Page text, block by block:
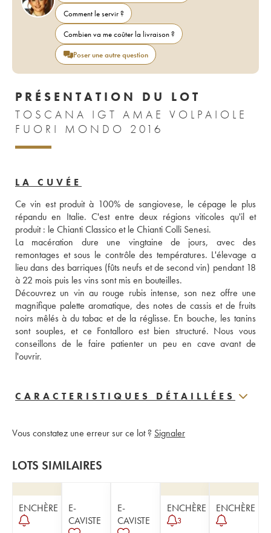
Comment le servir ?
Combien va me coûter la livraison ?
Poser une autre question
PRÉSENTATION DU LOT
TOSCANA IGT AMAE VOLPAIOLE
FUORI MONDO 2016
LA CUVÉE
Ce vin est produit à 100% de sangiovese, le cépage le plus
répandu en Italie. C'est entre deux régions viticoles qu'il et
produit : le Chianti Classico et le Chianti Colli Senesi.
La macération dure une vingtaine de jours, avec des
remontages et sous le contrôle des températures. L'élevage a
lieu dans des barriques (fûts neufs et de second vin) pendant 18
à 22 mois puis les vins sont mis en bouteilles.
Découvrez un vin au rouge rubis intense, son nez offre une
magnifique palette aromatique, des notes de cassis et de fruits
noirs mêlés à du tabac et de la réglisse. En bouche, les tanins
sont souples, et ce Fontalloro est bien structuré. Nous vous
conseillons de le faire patienter un peu en cave avant de
l'ouvrir.
CARACTERISTIQUES DÉTAILLÉES
Vous constatez une erreur sur ce lot ? Signaler
LOTS SIMILAIRES
ENCHÈRE
E-
CAVISTE
E-
CAVISTE
ENCHÈRE
3
ENCHÈRE